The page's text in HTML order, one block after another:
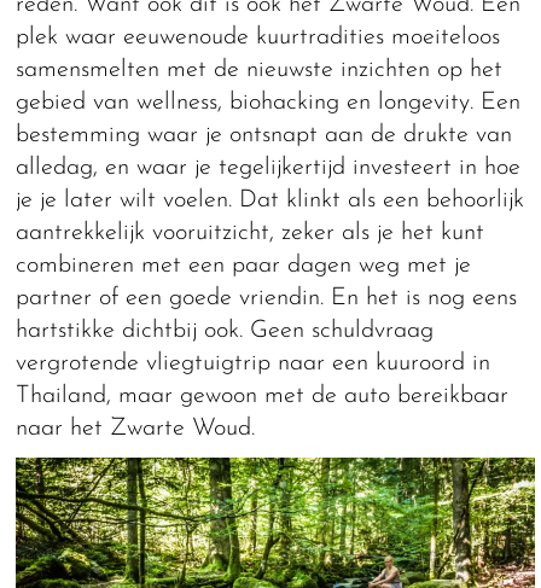
plek waar eeuwenoude kuurtradities moeiteloos
samensmelten met de nieuwste inzichten op het
gebied van wellness, biohacking en longevity. Een
bestemming waar je ontsnapt aan de drukte van
alledag, en waar je tegelijkertijd investeert in hoe
je je later wilt voelen. Dat klinkt als een behoorlijk
aantrekkelijk vooruitzicht, zeker als je het kunt
combineren met een paar dagen weg met je
partner of een goede vriendin. En het is nog eens
hartstikke dichtbij ook. Geen schuldvraag
vergrotende vliegtuigtrip naar een kuuroord in
Thailand, maar gewoon met de auto bereikbaar
naar het Zwarte Woud.